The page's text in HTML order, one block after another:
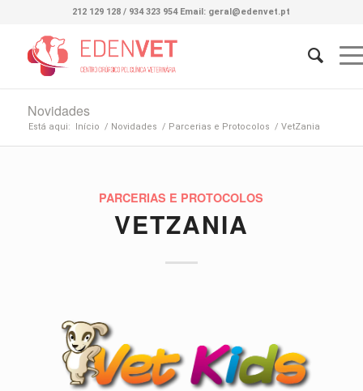
212 129 128 / 934 323 954 Email: geral@edenvet.pt
Novidades
Está aqui: Início / Novidades / Parcerias e Protocolos / VetZania
PARCERIAS E PROTOCOLOS
VETZANIA